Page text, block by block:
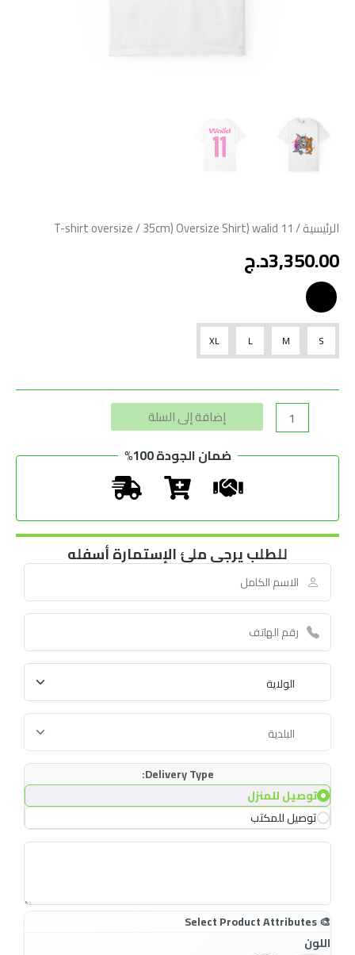
الرئيسية/
T-shirt oversize/ 35cm) Oversize Shirt) walid 11
3,350.00د.ج
S
M
L
XL
إضافة إلى السلة
ضمان الجودة 100%
للطلب يرجى ملئ الإستمارة أسفله
Delivery Type:
توصيل للمنزل
توصيل للمكتب
اللون